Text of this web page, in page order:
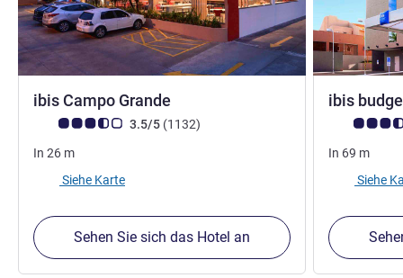
ibis Campo Grande
Note Kundenmeinungen (Bewertung ALL)
3.5/5 (1132Bewertungen
)
In 26 m
Siehe Karte
Sehen Sie sich das Hotel an
ibis
Note
In 69 m
Siehe